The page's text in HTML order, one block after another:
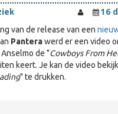
16
van de release van een
Panterawerd er een video
de "Cowboys From
keert. Je kan de video
" te drukken.